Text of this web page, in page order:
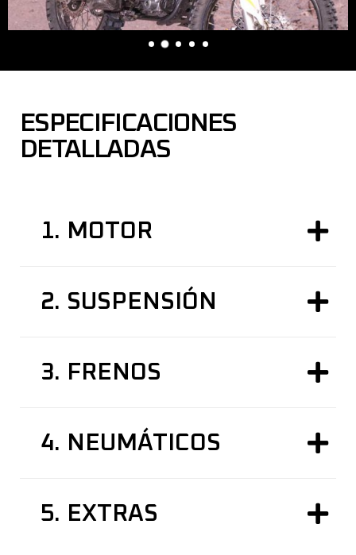
ESPECIFICACIONES
DETALLADAS
1. MOTOR
2. SUSPENSIÓN
3. FRENOS
4. NEUMÁTICOS
5. EXTRAS